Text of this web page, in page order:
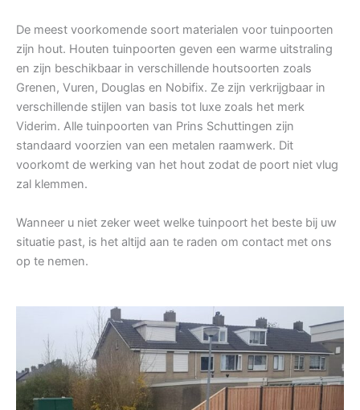
De meest voorkomende soort materialen voor tuinpoorten
zijn hout. Houten tuinpoorten geven een warme uitstraling
en zijn beschikbaar in verschillende houtsoorten zoals
Grenen, Vuren, Douglas en Nobifix. Ze zijn verkrijgbaar in
verschillende stijlen van basis tot luxe zoals het merk
Viderim. Alle tuinpoorten van Prins Schuttingen zijn
standaard voorzien van een metalen raamwerk. Dit
voorkomt de werking van het hout zodat de poort niet vlug
zal klemmen.
Wanneer u niet zeker weet welke tuinpoort het beste bij uw
situatie past, is het altijd aan te raden om contact met ons
op te nemen.